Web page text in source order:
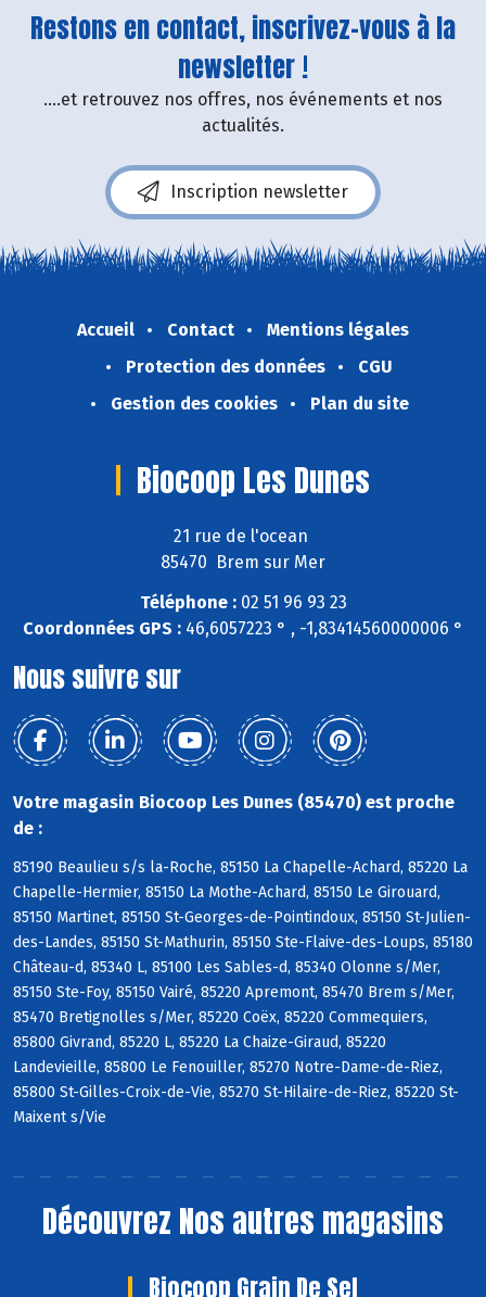
Restons en contact, inscrivez-vous à la
newsletter !
....et retrouvez nos offres, nos événements et nos
actualités.
Inscription newsletter
Accueil Contact
Mentions légales
Protection des données
CGU
Gestion des cookies
Plan du site
Biocoop Les Dunes
21 rue de l'ocean
85470 Brem sur Mer
Téléphone :02 51 96 93 23
Coordonnées GPS : 46,6057223 ° , -1,83414560000006 °
Nous suivre sur
Votre magasin Biocoop Les Dunes (85470) est proche
de :
85190 Beaulieu s/s la-Roche, 85150 La Chapelle-Achard, 85220 La
Chapelle-Hermier, 85150 La Mothe-Achard, 85150 Le Girouard,
85150 Martinet, 85150 St-Georges-de-Pointindoux, 85150 St-Julien-
des-Landes, 85150 St-Mathurin, 85150 Ste-Flaive-des-Loups, 85180
Château-d, 85340 L, 85100 Les Sables-d, 85340 Olonne s/Mer,
85150 Ste-Foy, 85150 Vairé, 85220 Apremont, 85470 Brem s/Mer,
85470 Bretignolles s/Mer, 85220 Coëx, 85220 Commequiers,
85800 Givrand, 85220 L, 85220 La Chaize-Giraud, 85220
Landevieille, 85800 Le Fenouiller, 85270 Notre-Dame-de-Riez,
85800 St-Gilles-Croix-de-Vie, 85270 St-Hilaire-de-Riez, 85220 St-
Maixent s/Vie
Découvrez Nos autres magasins
Biocoop Grain De Sel